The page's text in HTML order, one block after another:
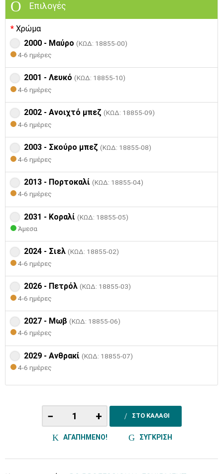
Επιλογές
Χρώμα
2000 - Μαύρο (ΚΩΔ: 18855-00)
4-6 ημέρες
2001 - Λευκό (ΚΩΔ: 18855-10)
4-6 ημέρες
2002 - Ανοιχτό μπεζ (ΚΩΔ: 18855-09)
4-6 ημέρες
2003 - Σκούρο μπεζ (ΚΩΔ: 18855-08)
4-6 ημέρες
2013 - Πορτοκαλί (ΚΩΔ: 18855-04)
4-6 ημέρες
2031 - Κοραλί (ΚΩΔ: 18855-05)
Άμεσα
2024 - Σιελ (ΚΩΔ: 18855-02)
4-6 ημέρες
2026 - Πετρόλ (ΚΩΔ: 18855-03)
4-6 ημέρες
2027 - Μωβ (ΚΩΔ: 18855-06)
4-6 ημέρες
2029 - Ανθρακί (ΚΩΔ: 18855-07)
4-6 ημέρες
− + ΣΤΟ ΚΑΛΑΘΙ
ΑΓΑΠΗΜΕΝΟ! ΣΥΓΚΡΙΣΗ